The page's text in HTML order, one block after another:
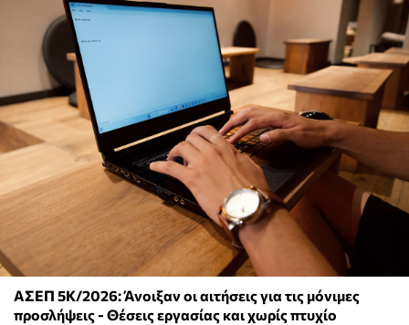
ΑΣΕΠ 5Κ/2026: Άνοιξαν οι αιτήσεις για τις μόνιμες
προσλήψεις - Θέσεις εργασίας και χωρίς πτυχίο